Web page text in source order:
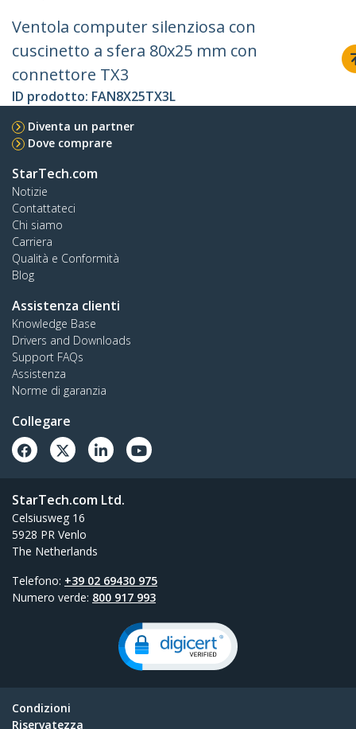
Ventola computer silenziosa con
cuscinetto a sfera 80x25 mm con
connettore TX3
ID prodotto: FAN8X25TX3L
Diventa un partner
Dove comprare
StarTech.com
Notizie
Contattateci
Chi siamo
Carriera
Qualità e Conformità
Blog
Assistenza clienti
Knowledge Base
Drivers and Downloads
Support FAQs
Assistenza
Norme di garanzia
Collegare
StarTech.com Ltd.
Celsiusweg 16
5928 PR Venlo
The Netherlands
Telefono: +39 02 69430 975
Numero verde: 800 917 993
Condizioni
Riservatezza